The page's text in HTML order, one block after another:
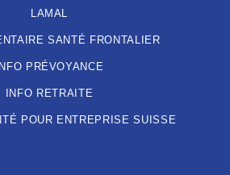
LAMAL
SANTÉ FRONTALIER
INFO PRÉVOYANCE
INFO RETRAITE
POUR ENTREPRISE SUISSE